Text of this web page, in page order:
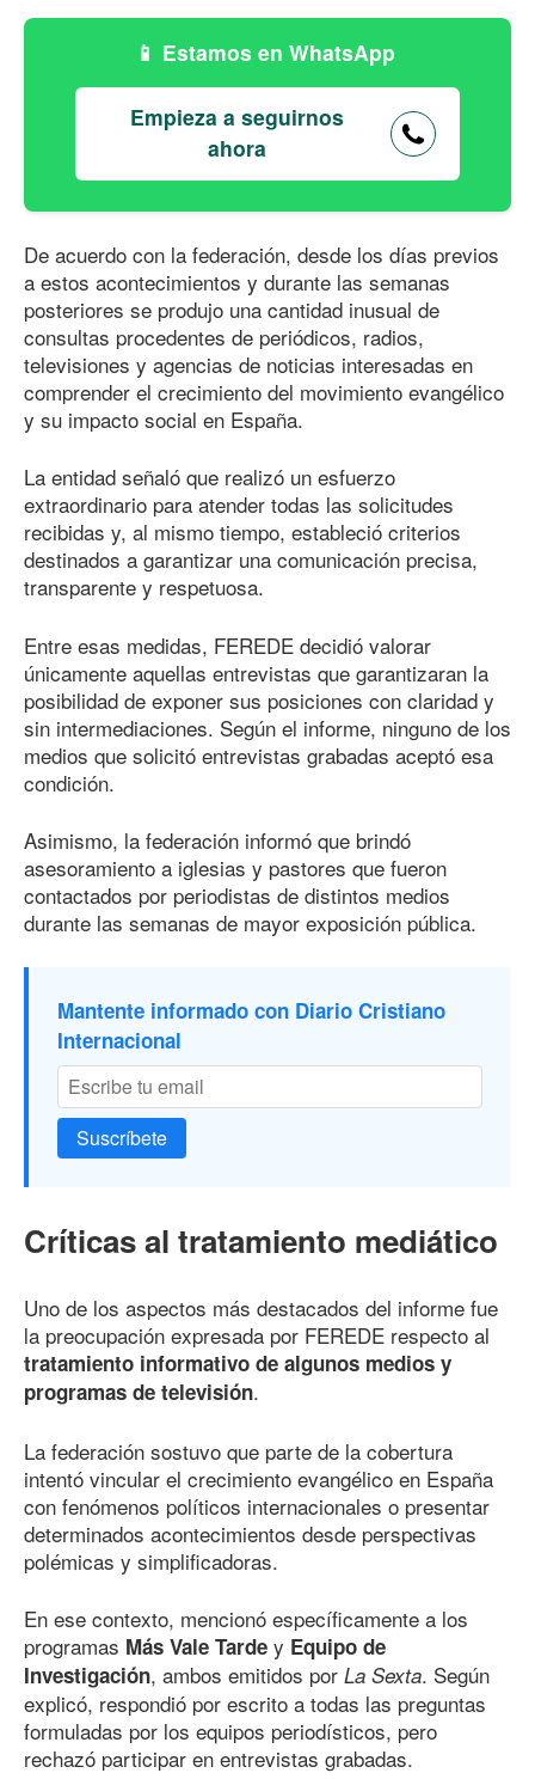
Estamos en WhatsApp
Empieza a seguirnos
ahora
De acuerdo con la federación, desde los días previos
a estos acontecimientos y durante las semanas
posteriores se produjo una cantidad inusual de
consultas procedentes de periódicos, radios,
televisiones y agencias de noticias interesadas en
comprender el crecimiento del movimiento evangélico
y su impacto social en España.
La entidad señaló que realizó un esfuerzo
extraordinario para atender todas las solicitudes
recibidas y, al mismo tiempo, estableció criterios
destinados a garantizar una comunicación precisa,
transparente y respetuosa.
Entre esas medidas, FEREDE decidió valorar
únicamente aquellas entrevistas que garantizaran la
posibilidad de exponer sus posiciones con claridad y
sin intermediaciones. Según el informe, ninguno de los
medios que solicitó entrevistas grabadas aceptó esa
condición.
Asimismo, la federación informó que brindó
asesoramiento a iglesias y pastores que fueron
contactados por periodistas de distintos medios
durante las semanas de mayor exposición pública.
Mantente informado con Diario Cristiano
Internacional
Suscríbete
Críticas al tratamiento mediático
Uno de los aspectos más destacados del informe fue
la preocupación expresada por FEREDE respecto al
tratamiento informativo de algunos medios y
programas de televisión.
La federación sostuvo que parte de la cobertura
intentó vincular el crecimiento evangélico en España
con fenómenos políticos internacionales o presentar
determinados acontecimientos desde perspectivas
polémicas y simplificadoras.
En ese contexto, mencionó específicamente a los
programas Más Vale Tarde y Equipo de
Investigación, ambos emitidos por La Sexta. Según
explicó, respondió por escrito a todas las preguntas
formuladas por los equipos periodísticos, pero
rechazó participar en entrevistas grabadas.